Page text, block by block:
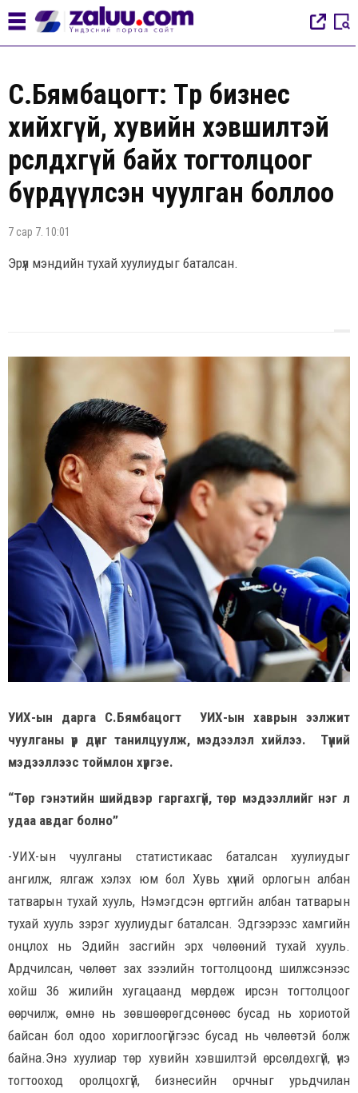
С.Бямбацогт: Төр бизнес
хийхгүй, хувийн хэвшилтэй
өрсөлдөхгүй байх тогтолцоог
бүрдүүлсэн чуулган боллоо
7 сар 7. 10:01
Эрүүл мэндийн тухай хуулиудыг баталсан.
УИХ-ын дарга С.Бямбацогт УИХ-ын хаврын ээлжит
чуулганы үр дүнг танилцуулж, мэдээлэл хийлээ. Түүний
мэдээллээс тоймлон хүргэе.
“Төр гэнэтийн шийдвэр гаргахгүй, төр мэдээллийг нэг л
удаа авдаг болно”
-УИХ-ын чуулганы статистикаас баталсан хуулиудыг
ангилж, ялгаж хэлэх юм бол Хувь хүний орлогын албан
татварын тухай хууль, Нэмэгдсэн өртгийн албан татварын
тухай хууль зэрэг хуулиудыг баталсан. Эдгээрээс хамгийн
онцлох нь Эдийн засгийн эрх чөлөөний тухай хууль.
Ардчилсан, чөлөөт зах зээлийн тогтолцоонд шилжсэнээс
хойш 36 жилийн хугацаанд мөрдөж ирсэн тогтолцоог
өөрчилж, өмнө нь зөвшөөрөгдсөнөөс бусад нь хориотой
байсан бол одоо хориглоогүйгээс бусад нь чөлөөтэй болж
байна.Энэ хуулиар төр хувийн хэвшилтэй өрсөлдөхгүй, үнэ
тогтооход оролцохгүй, бизнесийн орчныг урьдчилан